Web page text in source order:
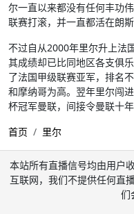
尔一直以来都没有任何丰功
联赛打滚，并一直都活在朗斯
不过自从2000年里尔升上法
其成绩却已比同地区各支俱
了法国甲级联赛亚军，排名
和摩纳哥为高。翌年里尔闯
杯冠军曼联，间接令曼联十
首页
里尔
本站所有直播信号均由用户
互联网，我们不提供任何直
们